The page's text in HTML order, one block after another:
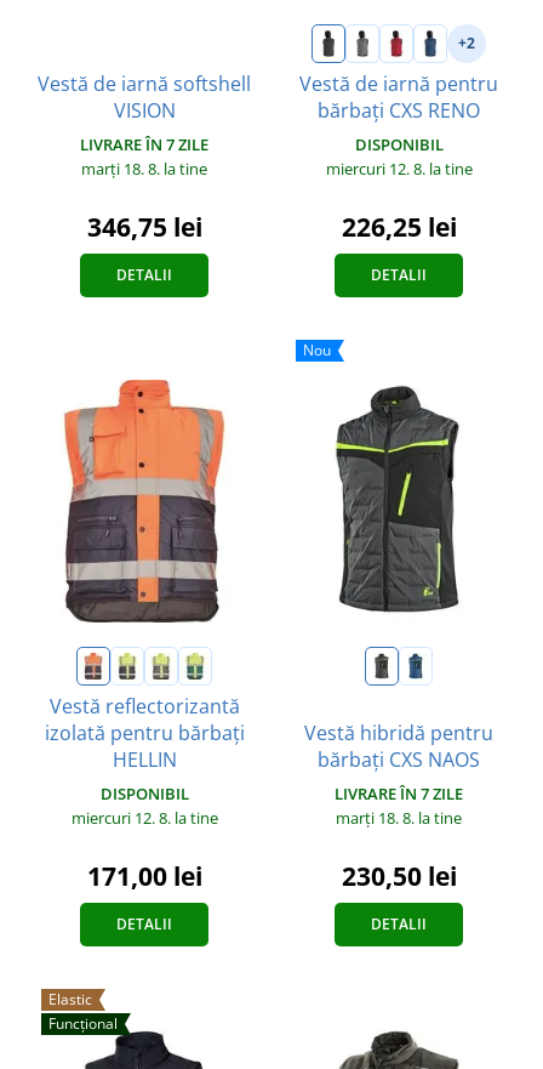
Vestă de iarnă softshell
VISION
LIVRARE ÎN 7 ZILE
marți 18. 8. la tine
346,75 lei
DETALII
+2
Vestă de iarnă pentru
bărbați CXS RENO
DISPONIBIL
miercuri 12. 8. la tine
226,25 lei
DETALII
Vestă reflectorizantă
izolată pentru bărbați
HELLIN
DISPONIBIL
miercuri 12. 8. la tine
171,00 lei
DETALII
Nou
Vestă hibridă pentru
bărbați CXS NAOS
LIVRARE ÎN 7 ZILE
marți 18. 8. la tine
230,50 lei
DETALII
Elastic
Funcțional